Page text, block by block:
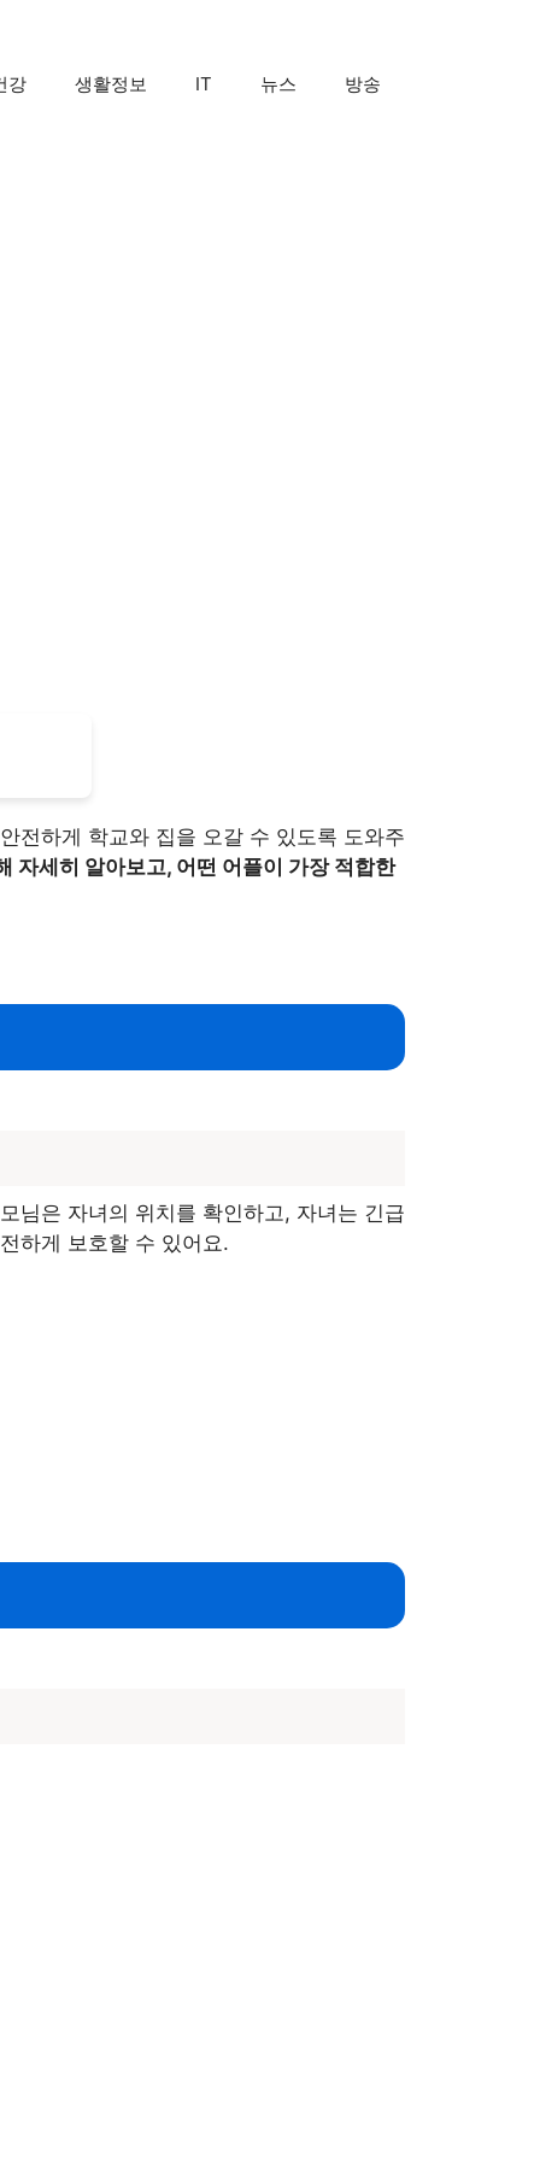
강 생활정보 IT 뉴스 방송
전하게 학교와 집을 오갈 수 있도록 도와주
자세히 알아보고, 어떤 어플이 가장 적합한
님은 자녀의 위치를 확인하고, 자녀는 긴급
하게 보호할 수 있어요.